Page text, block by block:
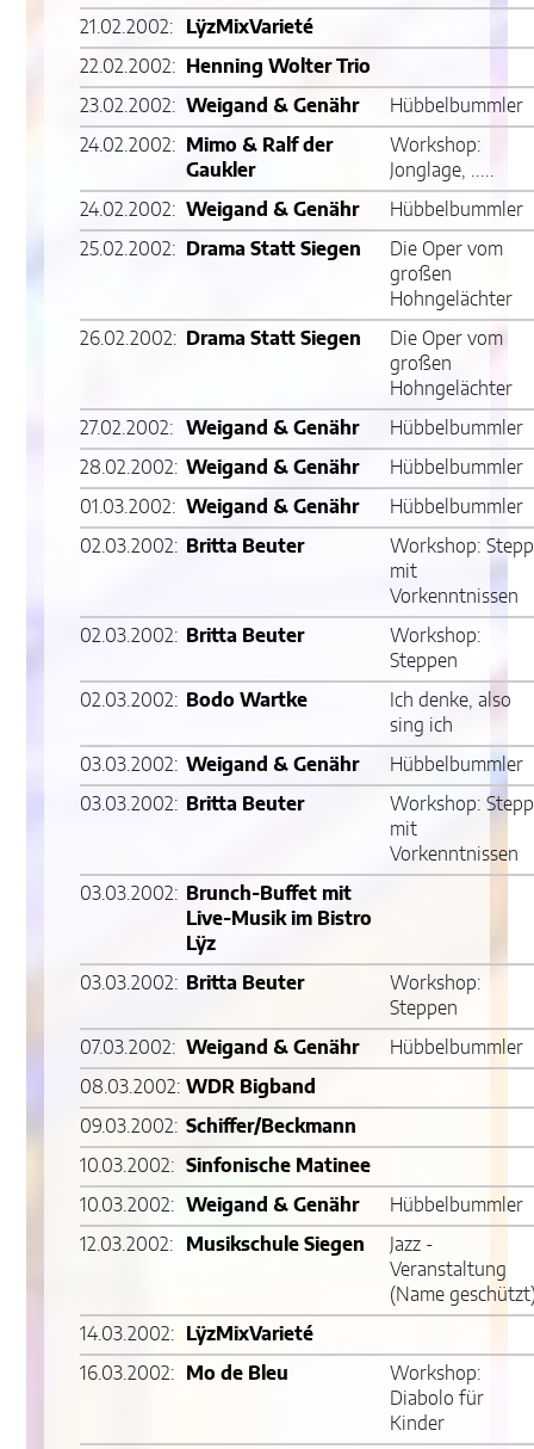
21.02.2002: LÿzMixVarieté
22.02.2002: Henning Wolter Trio
23.02.2002: Weigand & Genähr Hübbelbummler
24.02.2002:
Mimo & Ralf der
Gaukler
Workshop:
Jonglage, .....
24.02.2002: Weigand & Genähr Hübbelbummler
25.02.2002: Drama Statt Siegen
Die Oper vom
großen
Hohngelächter
26.02.2002: Drama Statt Siegen
Die Oper vom
großen
Hohngelächter
27.02.2002: Weigand & Genähr Hübbelbummler
28.02.2002: Weigand & Genähr Hübbelbummler
01.03.2002: Weigand & Genähr Hübbelbummler
02.03.2002: Britta Beuter
Workshop: Stepp
mit
Vorkenntnissen
02.03.2002: Britta Beuter
Workshop:
Steppen
02.03.2002: Bodo Wartke
Ich denke, also
sing ich
03.03.2002: Weigand & Genähr Hübbelbummler
03.03.2002: Britta Beuter
Workshop: Stepp
mit
Vorkenntnissen
03.03.2002: Brunch-Buffet mit
Live-Musik im Bistro
Lÿz
03.03.2002: Britta Beuter
Workshop:
Steppen
07.03.2002: Weigand & Genähr Hübbelbummler
08.03.2002:WDR Bigband
09.03.2002: Schiffer/Beckmann
10.03.2002: Sinfonische Matinee
10.03.2002: Weigand & Genähr Hübbelbummler
12.03.2002: Musikschule Siegen
Jazz -
Veranstaltung
(Name
14.03.2002: LÿzMixVarieté
16.03.2002: Mo de Bleu
Workshop:
Diabolo für
Kinder